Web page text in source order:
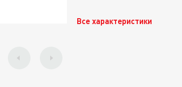
Все характеристики